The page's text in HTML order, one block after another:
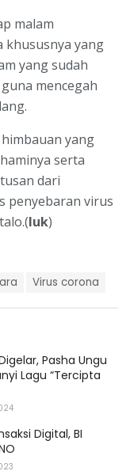
malam
khususnya yang
yang sudah
mencegah
yang
serta
dari
penyebaran virus
luk)
Virus corona
Pasha Ungu
Lagu “Tercipta
Digital, BI